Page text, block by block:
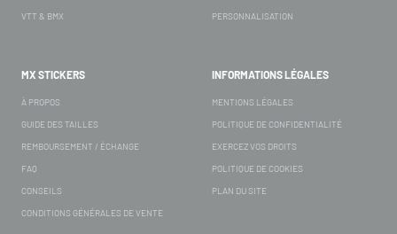
VTT & BMX PERSONNALISATION
MX STICKERS
À PROPOS
GUIDE DES TAILLES
REMBOURSEMENT / ÉCHANGE
FAQ
CONSEILS
CONDITIONS GÉNÉRALES DE VENTE
INFORMATIONS LÉGALES
MENTIONS LÉGALES
POLITIQUE DE CONFIDENTIALITÉ
EXERCEZ VOS DROITS
POLITIQUE DE COOKIES
PLAN DU SITE